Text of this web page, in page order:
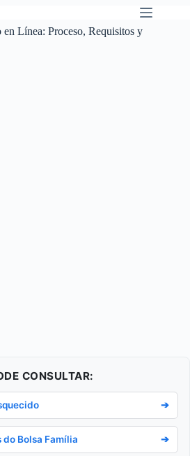
Línea: Proceso, Requisitos y
CONSULTAR:
➔
Bolsa Família ➔